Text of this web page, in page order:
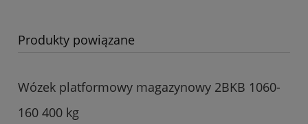
Produkty powiązane
Wózek platformowy magazynowy 2BKB 1060-
160 400 kg